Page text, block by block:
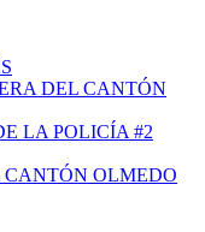
DEL CANTÓN
LA POLICÍA #2
CANTÓN OLMEDO